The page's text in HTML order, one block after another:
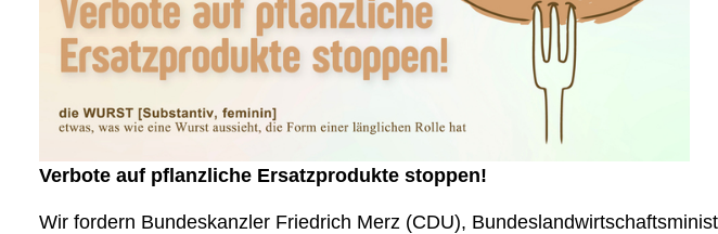
Verbote auf pflanzliche Ersatzprodukte stoppen!
Wir fordern Bundeskanzler Friedrich Merz (CDU),